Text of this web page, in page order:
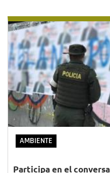
AMBIENTE
Participa en el